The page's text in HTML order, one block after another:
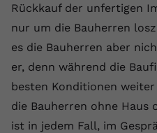
Rückkauf der unfertigen
nur um die Bauherren
es die Bauherren aber
er, denn während die
besten Konditionen
die Bauherren ohne Haus
ist in jedem Fall, im